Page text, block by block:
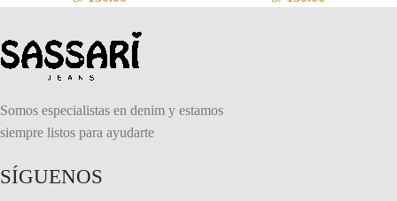
Somos especialistas en denim y estamos
siempre listos para ayudarte
SÍGUENOS